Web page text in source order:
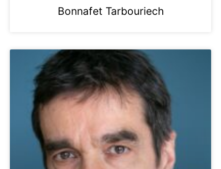
Bonnafet Tarbouriech